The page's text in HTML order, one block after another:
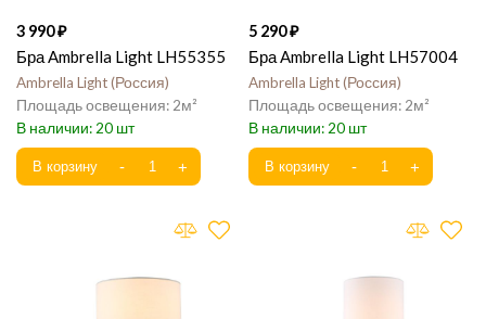
3 990
Бра Ambrella Light LH55355
Ambrella Light Россия
2
20
5 290
Бра Ambrella Light LH57004
Ambrella Light Россия
2
20